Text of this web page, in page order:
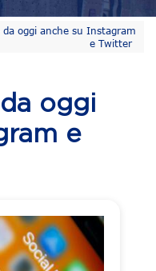
oggi anche su Instagram
e Twitter
oggi
e